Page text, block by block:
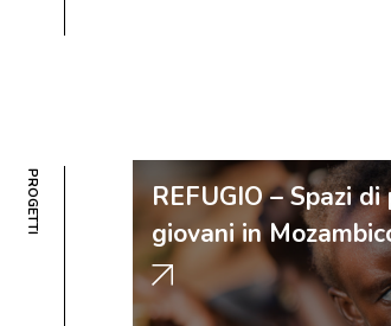
PROGETTI
REFUGIO – Spazi
giovani in